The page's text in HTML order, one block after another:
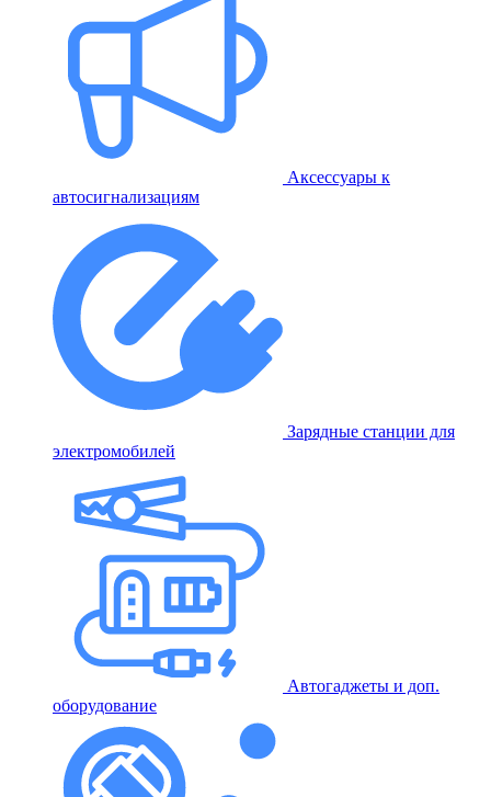
Аксессуары к
автосигнализациям
Зарядные станции для
электромобилей
Автогаджеты и доп.
оборудование